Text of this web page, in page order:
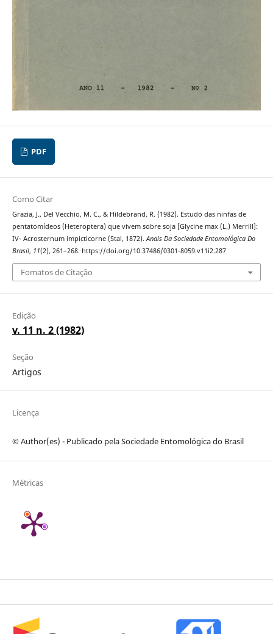
PDF
Como Citar
Grazia, J., Del Vecchio, M. C., & Hildebrand, R. (1982). Estudo das ninfas de
pentatomídeos (Heteroptera) que vivem sobre soja [Glycine max (L.) Merrill]:
IV- Acrosternum impicticorne (Stal, 1872).Anais Da Sociedade Entomológica Do
Brasil, 11(2), 261–268. https://doi.org/10.37486/0301-8059.v11i2.287
Fomatos de Citação
Edição
v. 11 n. 2 (1982)
Seção
Artigos
Licença
© Author(es) - Publicado pela Sociedade Entomológica do Brasil
Métricas